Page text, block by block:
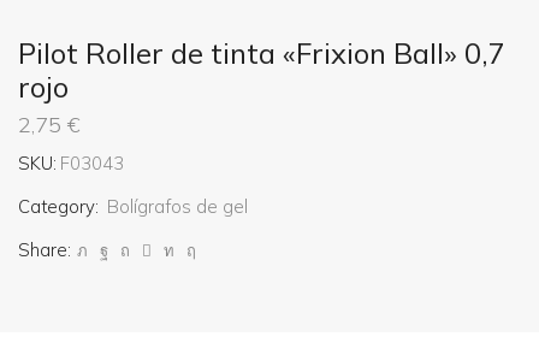
Pilot Roller de tinta «Frixion Ball» 0,7
rojo
2,75 €
SKU: F03043
Category: Bolígrafos de gel
Share: